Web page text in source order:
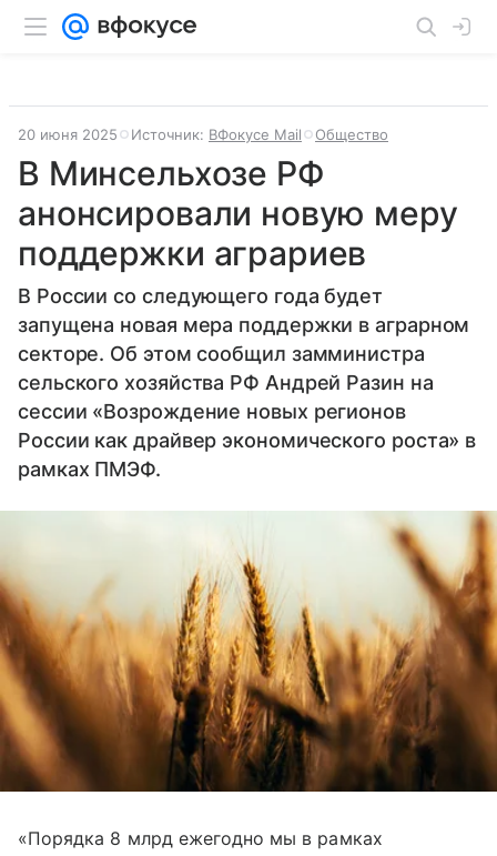
20 июня 2025 Источник: ВФокусе Mail Общество
В Минсельхозе РФ
анонсировали новую меру
поддержки аграриев
В России со следующего года будет
запущена новая мера поддержки в аграрном
секторе. Об этом сообщил замминистра
сельского хозяйства РФ Андрей Разин на
сессии «Возрождение новых регионов
России как драйвер экономического роста» в
рамках ПМЭФ.
«Порядка 8 млрд ежегодно мы в рамках